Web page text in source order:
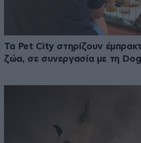
Τα Pet City στηρίζουν
ζώα, σε συνεργασία με τη